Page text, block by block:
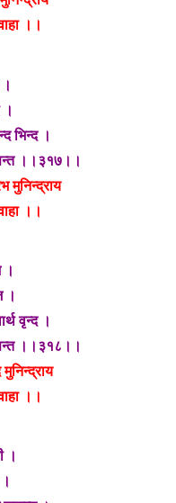
।।
।
।
भिन्द ।
।।३१७।।
मुनिन्द्राय
।।
।
।
वृन्द ।
।।३१८।।
।।
।